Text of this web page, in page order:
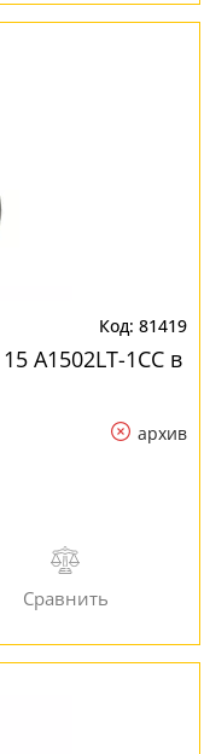
81419
A1502LT-1CC в
архив